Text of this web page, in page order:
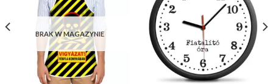
BRAK W MAGAZYNIE